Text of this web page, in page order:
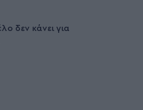
δεν κάνει για